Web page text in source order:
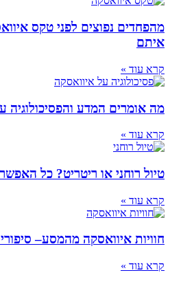
מהפחדים נפוצים לפני טקס
איתם
קרא עוד »
מה אומרים המדע והפסיכולוגיה
קרא עוד »
טיול רוחני או ריטריט? כל
קרא עוד »
חוויות איוואסקה מהמסע–
קרא עוד »